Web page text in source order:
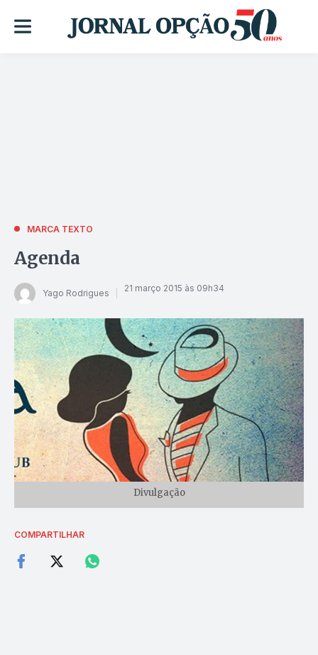
MARCA TEXTO
Agenda
Yago Rodrigues 21 março 2015 às 09h34
Divulgação
COMPARTILHAR